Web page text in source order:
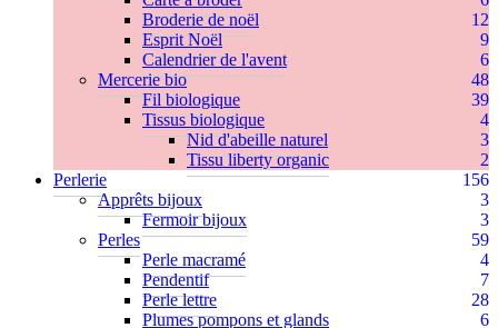
Broderie de noël
12
Esprit Noël
9
Calendrier de l'avent
6
Mercerie bio
48
Fil biologique
39
Tissus biologique
4
Nid d'abeille naturel
3
Tissu liberty organic
2
Perlerie
156
Apprêts bijoux
3
Fermoir bijoux
3
Perles
59
Perle macramé
4
Pendentif
7
Perle lettre
28
Plumes pompons et glands
6